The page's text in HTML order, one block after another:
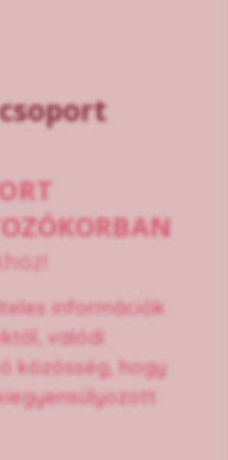
információk
valódi
közösség, hogy